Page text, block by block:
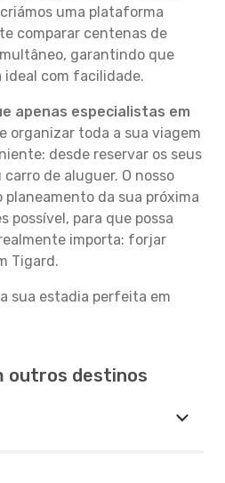
uma plataforma
comparar centenas de
garantindo que
ideal com facilidade.
apenas especialistas em
organizar toda a sua viagem
desde reservar os seus
de aluguer. O nosso
da sua próxima
possível, para que possa
importa: forjar
Tigard.
sua estadia perfeita em
outros destinos